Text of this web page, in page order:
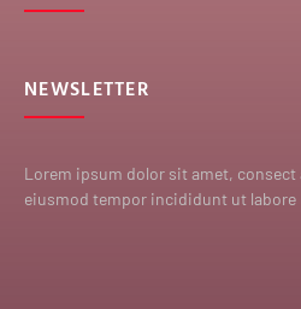
NEWSLETTER
Lorem ipsum dolor sit amet,
eiusmod tempor incididunt ut labore